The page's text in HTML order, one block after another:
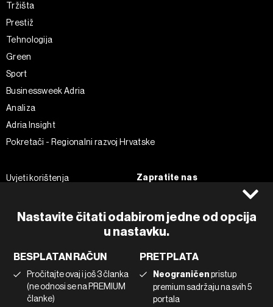
Nastavite čitati odabirom jedne od opcija
u nastavku.
BESPLATAN RAČUN
Pročitajte ovaj i još 3 članka
(ne odnosi se na PREMIUM
članke)
PRETPLATA
Neograničenpristup
premium sadržaju na svih 5
portala
Tržišta
Prestiž
Tehnologija
Green
Sport
Businessweek Adria
Analiza
Adria Insight
Pokretači - Regionalni razvoj Hrvatske
Uvjeti korištenja
Politika kolačića
Korištenje umjetne inteligencije
Zapratite nas
Instagram
Twitter
Tiktok